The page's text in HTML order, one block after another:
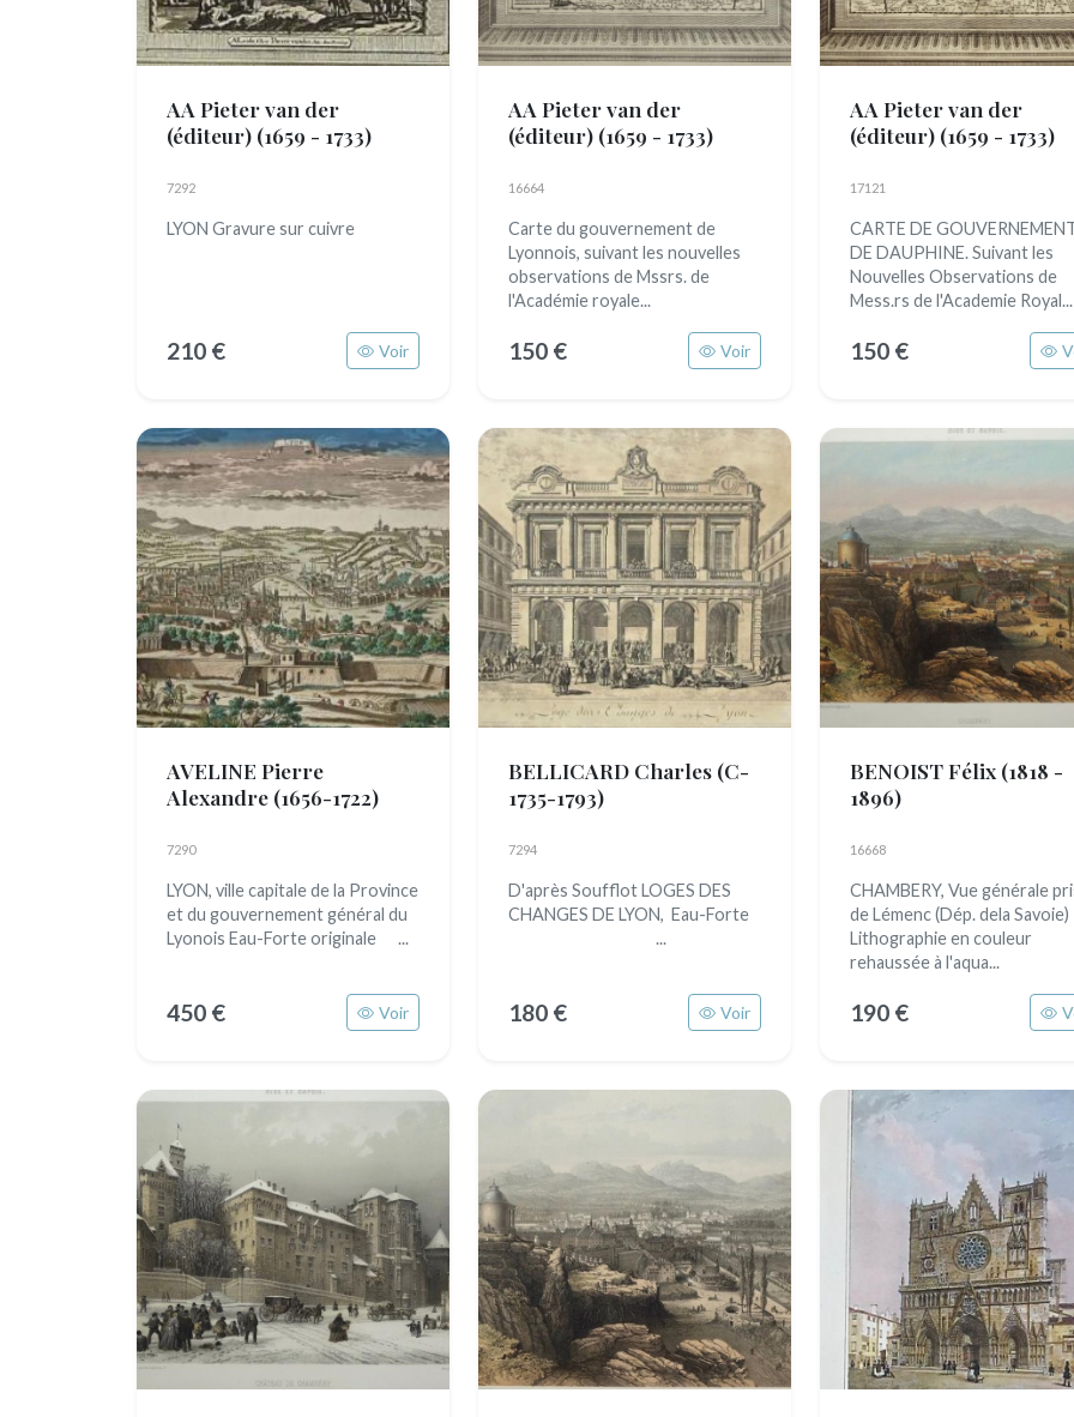
AA Pieter van der
(éditeur) (1659 - 1733)
7292
LYON Gravure sur cuivre
210 € Voir
AA Pieter van der
(éditeur) (1659 - 1733)
16664
Carte du gouvernement de
Lyonnois, suivant les nouvelles
observations de Mssrs. de
l'Académie royale...
150 € Voir
AA Pieter van der
(éditeur) (1659 - 1733)
17121
CARTE DE
DE DAUPHINE. Suivant les
Nouvelles Observations de
Mess.rs de l'Academie Royal...
150 €
AVELINE Pierre
Alexandre (1656-1722)
7290
LYON, ville capitale de la Province
et du gouvernement général du
Lyonois Eau-Forte originale ...
450 € Voir
BELLICARD Charles (C-
1735-1793)
7294
D'après Soufflot LOGES DES
CHANGES DE LYON, Eau-Forte
...
180 € Voir
BENOIST Félix (1818 -
1896)
16668
CHAMBERY, Vue générale
de Lémenc (Dép. dela Savoie)
Lithographie en couleur
rehaussée à l'aqua...
190 €